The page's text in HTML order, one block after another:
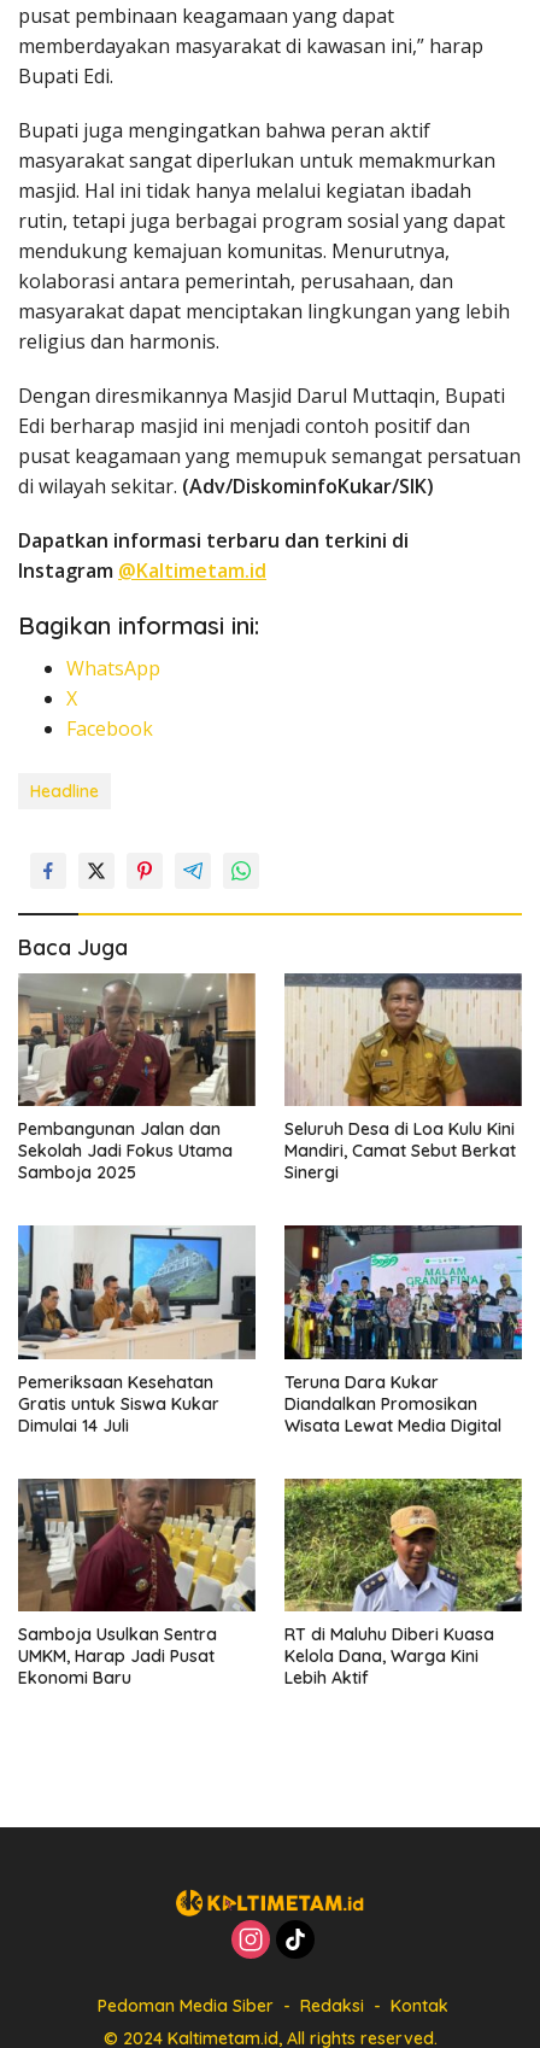
pusat pembinaan keagamaan yang dapat
memberdayakan masyarakat di kawasan ini,” harap
Bupati Edi.
Bupati juga mengingatkan bahwa peran aktif
masyarakat sangat diperlukan untuk memakmurkan
masjid. Hal ini tidak hanya melalui kegiatan ibadah
rutin, tetapi juga berbagai program sosial yang dapat
mendukung kemajuan komunitas. Menurutnya,
kolaborasi antara pemerintah, perusahaan, dan
masyarakat dapat menciptakan lingkungan yang lebih
religius dan harmonis.
Dengan diresmikannya Masjid Darul Muttaqin, Bupati
Edi berharap masjid ini menjadi contoh positif dan
pusat keagamaan yang memupuk semangat persatuan
di wilayah sekitar. (Adv/DiskominfoKukar/SIK)
Dapatkan informasi terbaru dan terkini di
Instagram @Kaltimetam.id
Bagikan informasi ini:
WhatsApp
X
Facebook
Headline
Baca Juga
Pembangunan Jalan dan
Sekolah Jadi Fokus Utama
Samboja 2025
Seluruh Desa di Loa Kulu Kini
Mandiri, Camat Sebut Berkat
Sinergi
Pemeriksaan Kesehatan
Gratis untuk Siswa Kukar
Dimulai 14 Juli
Teruna Dara Kukar
Diandalkan Promosikan
Wisata Lewat Media Digital
Samboja Usulkan Sentra
UMKM, Harap Jadi Pusat
Ekonomi Baru
RT di Maluhu Diberi Kuasa
Kelola Dana, Warga Kini
Lebih Aktif
Pedoman Media Siber Redaksi
Kontak
© 2024 Kaltimetam.id, All rights reserved.